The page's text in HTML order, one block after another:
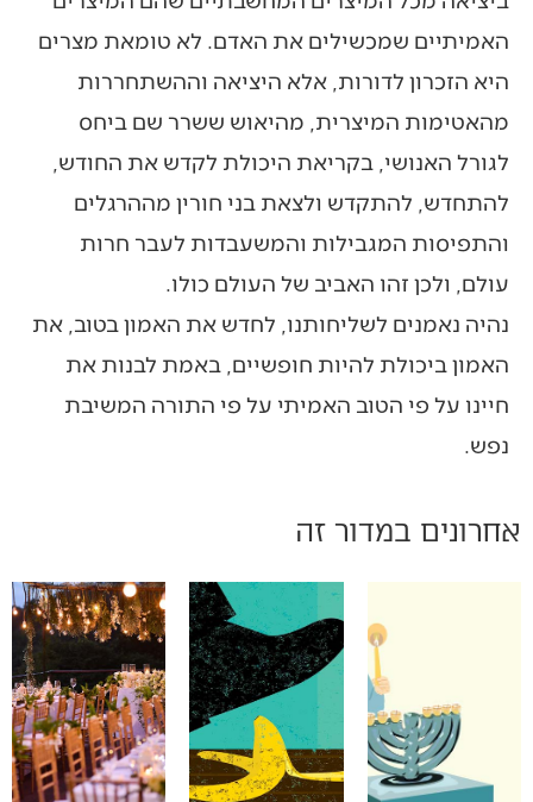
האמיתיים שמכשילים את האדם. לא טומאת מצרים
היא הזכרון לדורות, אלא היציאה וההשתחררות
מהאטימות המיצרית, מהיאוש ששרר שם ביחס
לגורל האנושי, בקריאת היכולת לקדש את החודש,
להתחדש, להתקדש ולצאת בני חורין מההרגלים
והתפיסות המגבילות והמשעבדות לעבר חרות
עולם, ולכן זהו האביב של העולם כולו.
נהיה נאמנים לשליחותנו, לחדש את האמון בטוב, את
האמון ביכולת להיות חופשיים, באמת לבנות את
חיינו על פי הטוב האמיתי על פי התורה המשיבת
נפש.
אחרונים במדור זה